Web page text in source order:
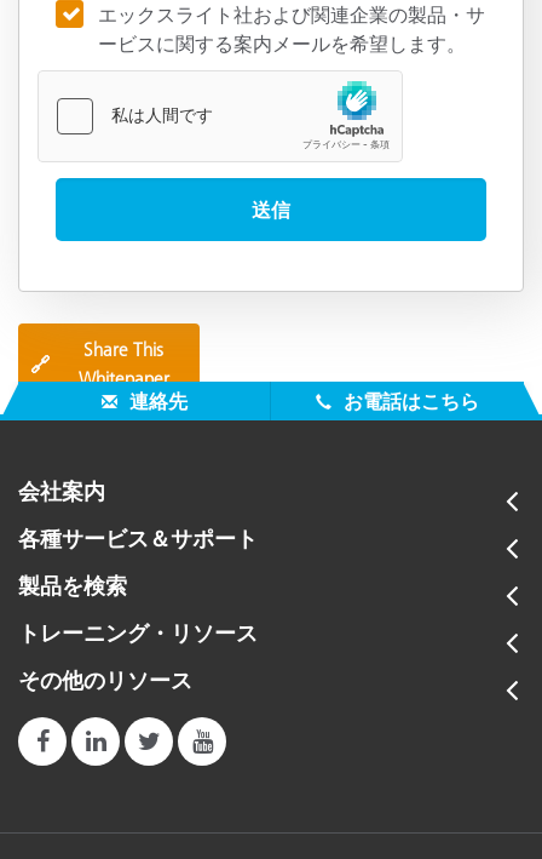
エックスライト社および関連企業の製品・サ
ービスに関する案内メールを希望します。
🔗
Share This
Whitepaper
連絡先 お電話はこちら
会社案内
各種サービス＆サポート
製品を検索
トレーニング・リソース
その他のリソース